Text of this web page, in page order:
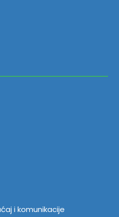
i komunikacije